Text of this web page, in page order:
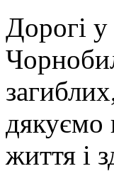
Дорогі
дякуємо
життя і